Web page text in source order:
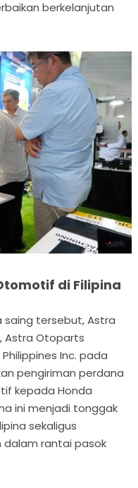
berkelanjutan
di Filipina
tersebut, Astra
Astra Otoparts
Inc. pada
pengiriman perdana
kepada Honda
ini menjadi tonggak
sekaligus
dalam rantai pasok